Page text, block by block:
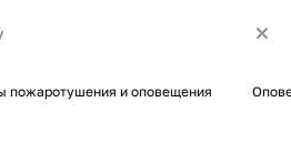
пожаротушения и оповещения